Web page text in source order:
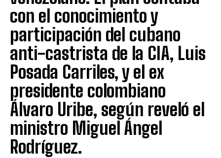
con el conocimiento y
participación del cubano
anti-castrista de la CIA, Luis
Posada Carriles, y el ex
presidente colombiano
Álvaro Uribe, según reveló el
ministro Miguel Ángel
Rodríguez.